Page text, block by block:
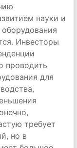
науки и
Инвесторы
проводить
для
требует
но в